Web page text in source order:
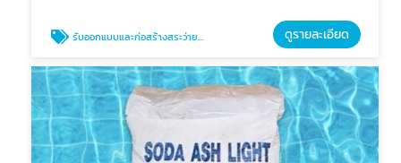
รับออกแบบและก่อสร้างสระว่ายน้ำ ดูรายละเอียด